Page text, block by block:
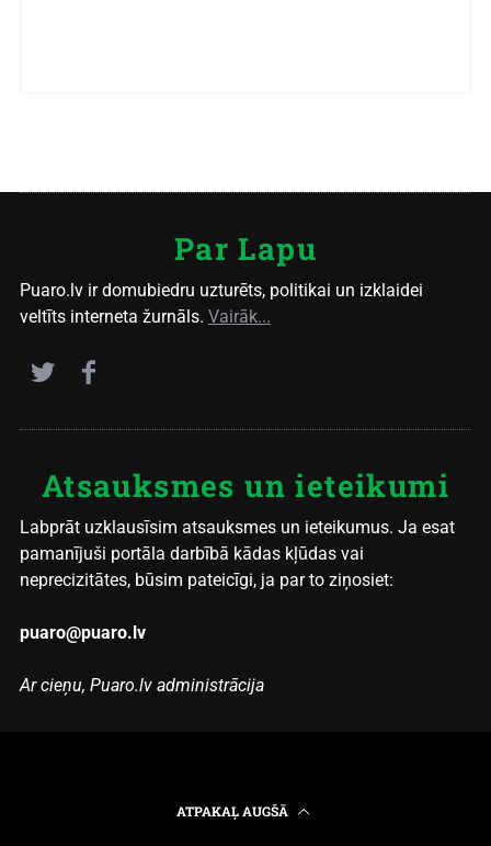
Par Lapu
Puaro.lv ir domubiedru uzturēts, politikai un izklaidei
veltīts interneta žurnāls. Vairāk...
Atsauksmes un ieteikumi
Labprāt uzklausīsim atsauksmes un ieteikumus. Ja esat
pamanījuši portāla darbībā kādas kļūdas vai
neprecizitātes, būsim pateicīgi, ja par to ziņosiet:
puaro@puaro.lv
Ar cieņu, Puaro.lv administrācija
ATPAKAĻ AUGŠĀ